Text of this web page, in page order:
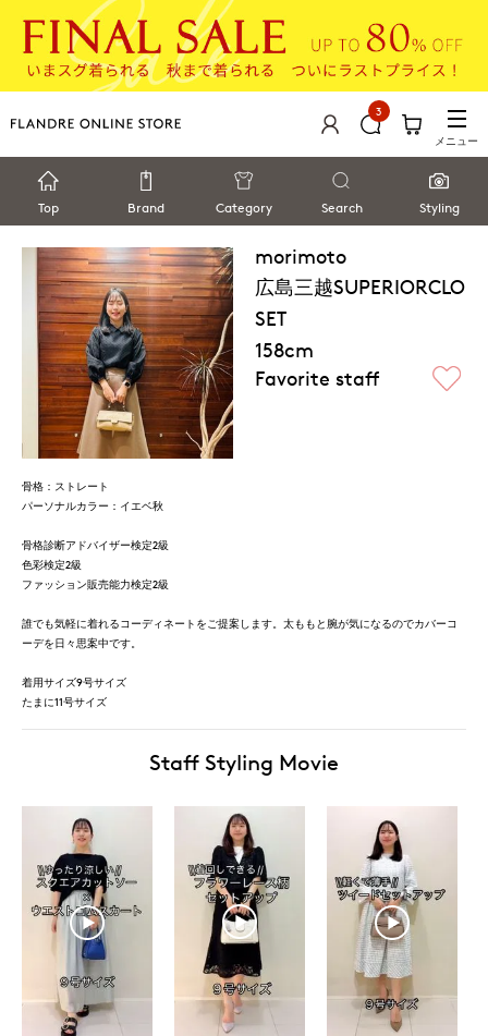
3
メニュー
Top Brand Category Search Styling
morimoto
広島三越SUPERIORCLO
SET
158cm
Favorite staff
骨格：ストレート
パーソナルカラー：イエベ秋
骨格診断アドバイザー検定2級
色彩検定2級
ファッション販売能力検定2級
誰でも気軽に着れるコーディネートをご提案します。太ももと腕が気になるのでカバーコ
ーデを日々思案中です。
着用サイズ9号サイズ
たまに11号サイズ
Staff Styling Movie